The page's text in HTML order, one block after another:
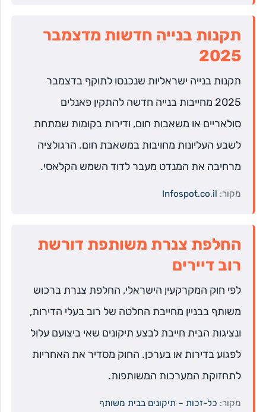
תקנות בנייה חדשות מדצמבר
2025
תקנות בנייה ישראליות שנכנסו לתוקף בדצמבר
2025 מחייבות בנייה חדשה להתקין פאנלים
סולאריים או משאבות חום, ודירות בקומות שמתחת
לשבע העליונות מחויבות במשאבת חום. הרגולציה
מרחיבה את המנדט מעבר לדוד השמש הקלאסי.
מקור: Infospot.co.il
החלפת צנרת משותפת דורשת
רוב דיירים
לפי חוק המקרקעין הישראלי, החלפת צנרת ברכוש
משותף בבניין מחייבת החלטה של רוב בעלי הדירות,
ונציגות הבית חייבת לבצע תיקונים שאי ביצועם עלול
לפגוע בדירות או בערכן. החוק מסדיר את האחריות
לתחזוקת המערכות המשותפות.
מקור: כל-זכות – תיקונים בבית משותף